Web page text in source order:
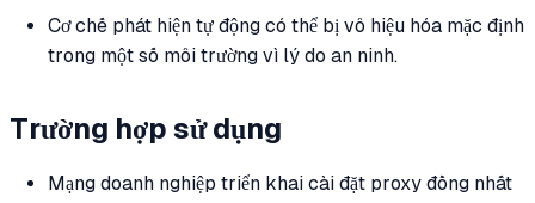
Cơ chế phát hiện tự động có thể bị vô hiệu hóa mặc định
trong một số môi trường vì lý do an ninh.
Trường hợp sử dụng
Mạng doanh nghiệp triển khai cài đặt proxy đồng nhất